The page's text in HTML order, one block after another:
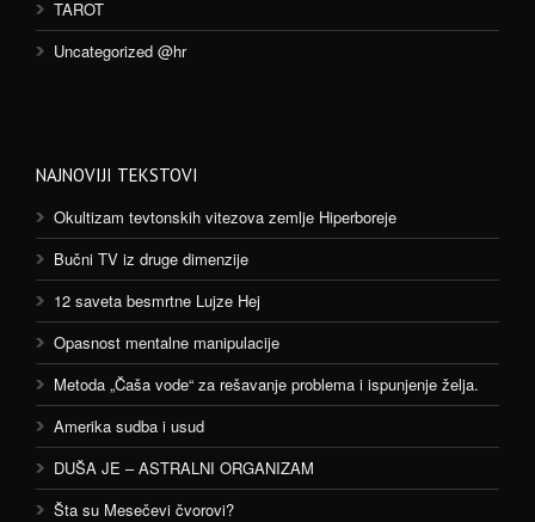
TAROT
Uncategorized @hr
NAJNOVIJI TEKSTOVI
Okultizam tevtonskih vitezova zemlje Hiperboreje
Bučni TV iz druge dimenzije
12 saveta besmrtne Lujze Hej
Opasnost mentalne manipulacije
Metoda „Čaša vode“ za rešavanje problema i ispunjenje želja.
Amerika sudba i usud
DUŠA JE – ASTRALNI ORGANIZAM
Šta su Mesečevi čvorovi?